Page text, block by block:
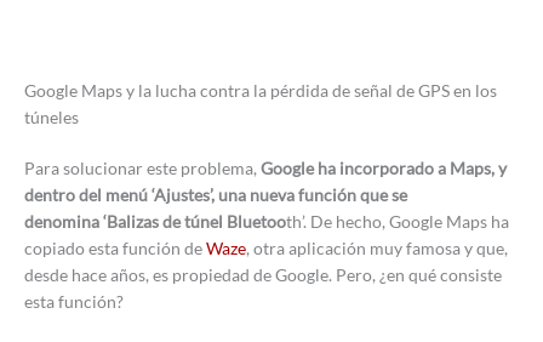
Google Maps y la lucha contra la pérdida de señal de GPS en los
túneles
Para solucionar este problema, Google ha incorporado a Maps, y
dentro del menú ‘Ajustes’, una nueva función que se
denomina ‘Balizas de túnel Bluetooth’. De hecho, Google Maps ha
copiado esta función deWaze, otra aplicación muy famosa y que,
desde hace años, es propiedad de Google. Pero, ¿en qué consiste
esta función?